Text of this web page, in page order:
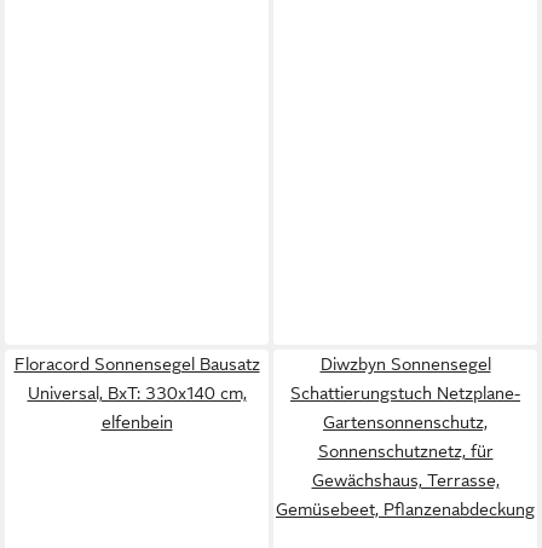
Floracord Sonnensegel Bausatz
Universal, BxT: 330x140 cm,
elfenbein
Diwzbyn Sonnensegel
Schattierungstuch Netzplane-
Gartensonnenschutz,
Sonnenschutznetz, für
Gewächshaus, Terrasse,
Gemüsebeet, Pflanzenabdeckung